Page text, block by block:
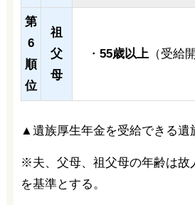
第
6
順
位
祖
父
母
・ 55歳以上（受給
▲遺族厚生年金を受給できる遺
※夫、父母、祖父母の年齢は故
を基準とする。